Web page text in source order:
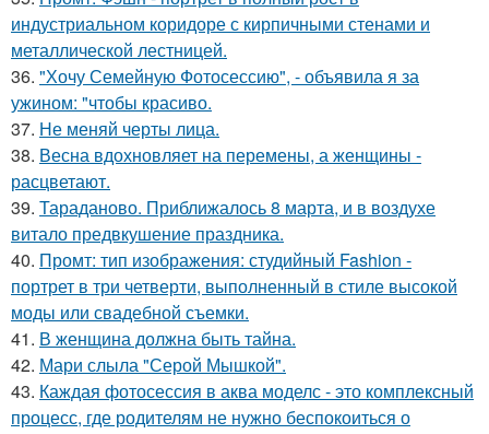
индустриальном коридоре с кирпичными стенами и
металлической лестницей.
36. "Хочу Семейную Фотосессию", - объявила я за
ужином: "чтобы красиво.
37. Не меняй черты лица.
38. Весна вдохновляет на перемены, а женщины -
расцветают.
39. Тараданово. Приближалось 8 марта, и в воздухе
витало предвкушение праздника.
40. Промт: тип изображения: студийный Fashion -
портрет в три четверти, выполненный в стиле высокой
моды или свадебной съемки.
41. В женщина должна быть тайна.
42. Мари слыла "Серой Мышкой".
43. Каждая фотосессия в аква моделс - это комплексный
процесс, где родителям не нужно беспокоиться о